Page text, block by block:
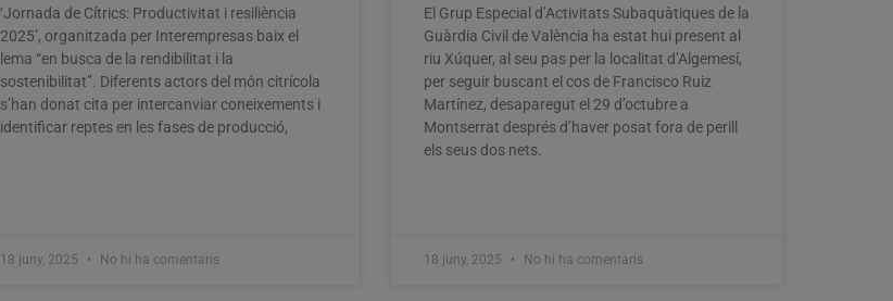
‘Jornada de Cítrics: Productivitat i resiliència
2025’, organitzada per Interempresas baix el
lema “en busca de la rendibilitat i la
sostenibilitat”. Diferents actors del món citrícola
s’han donat cita per intercanviar coneixements i
identificar reptes en les fases de producció,
18 juny, 2025 No hi ha comentaris
El Grup Especial d’Activitats Subaquàtiques de la
Guàrdia Civil de València ha estat hui present al
riu Xúquer, al seu pas per la localitat d’Algemesí,
per seguir buscant el cos de Francisco Ruiz
Martínez, desaparegut el 29 d’octubre a
Montserrat després d’haver posat fora de perill
els seus dos nets.
18 juny, 2025 No hi ha comentaris